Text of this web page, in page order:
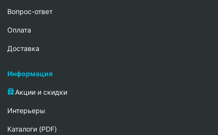
Вопрос-ответ
Oплата
Доставка
Информация
Акции и скидки
Интерьеры
Каталоги (PDF)